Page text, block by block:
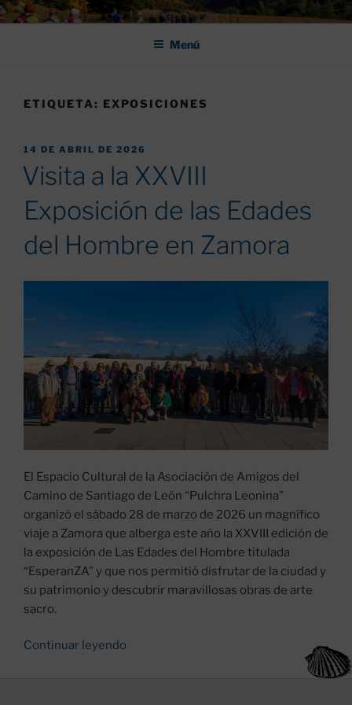
Saltar
al
ASOCIACIÓN DE AMIGOS DEL
CAMINO DE SANTIAGO DE
Menú
ETIQUETA: EXPOSICIONES
PUBLICADO
14 DE ABRIL DE 2026
Visita a la XXVIII
Exposición de las Edades
del Hombre en Zamora
El Espacio Cultural de la Asociación de Amigos del
Camino de Santiago de León “Pulchra Leonina”
organizó el sábado 28 de marzo de 2026 un magnífico
viaje a Zamora que alberga este año la XXVIII edición de
la exposición de Las Edades del Hombre titulada
“EsperanZA” y que nos permitió disfrutar de la ciudad y
su patrimonio y descubrir maravillosas obras de arte
sacro.
Continuar leyendo